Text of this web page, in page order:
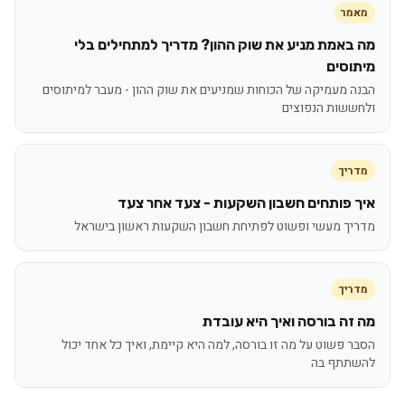
מאמר
מה באמת מניע את שוק ההון? מדריך למתחילים בלי
מיתוסים
הבנה מעמיקה של הכוחות שמניעים את שוק ההון - מעבר למיתוסים
ולחששות הנפוצים
מדריך
איך פותחים חשבון השקעות - צעד אחר צעד
מדריך מעשי ופשוט לפתיחת חשבון השקעות ראשון בישראל
מדריך
מה זה בורסה ואיך היא עובדת
הסבר פשוט על מה זו בורסה, למה היא קיימת, ואיך כל אחד יכול
להשתתף בה